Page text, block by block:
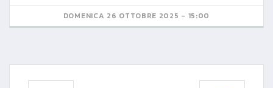
DOMENICA 26 OTTOBRE 2025 - 15:00